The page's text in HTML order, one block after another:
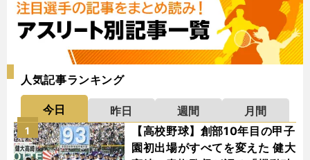
人気記事ランキング
今日 昨日 週間
月間
【高校野球】創部10年目の甲子
園初出場がすべてを変えた 健大
1